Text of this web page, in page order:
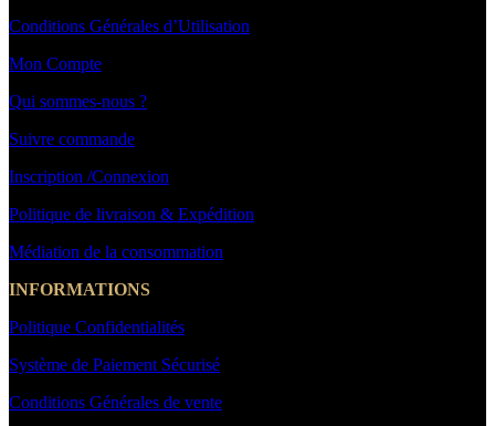
Conditions Générales d’Utilisation
Mon Compte
Qui sommes-nous ?
Suivre commande
Inscription /Connexion
Politique de livraison & Expédition
Médiation de la consommation
INFORMATIONS
Politique Confidentialités
Système de Paiement Sécurisé
Conditions Générales de vente